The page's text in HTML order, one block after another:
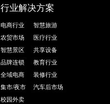
行业解决方案
电商行业
智慧旅游
农贸市场
医疗行业
智慧景区
共享设备
品牌连锁
教育行业
全域电商
装修行业
集市/夜市
汽车后市场
校园外卖